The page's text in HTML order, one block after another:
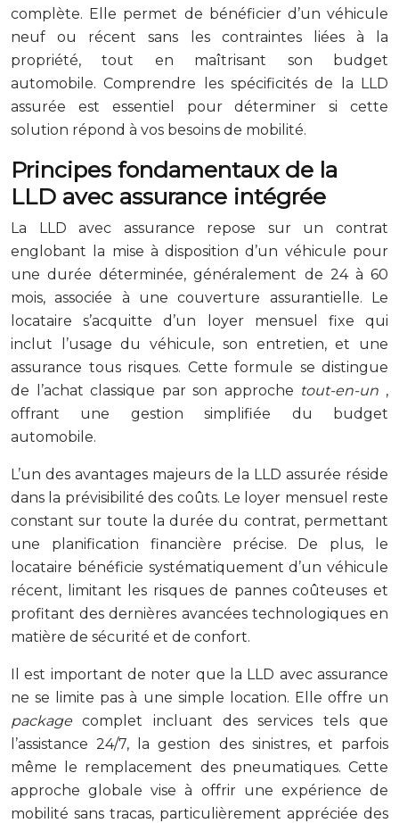
complète. Elle permet de bénéficier d’un véhicule
neuf ou récent sans les contraintes liées à la
propriété, tout en maîtrisant son budget
automobile. Comprendre les spécificités de la LLD
assurée est essentiel pour déterminer si cette
solution répond à vos besoins de mobilité.
Principes fondamentaux de la
LLD avec assurance intégrée
La LLD avec assurance repose sur un contrat
englobant la mise à disposition d’un véhicule pour
une durée déterminée, généralement de 24 à 60
mois, associée à une couverture assurantielle. Le
locataire s’acquitte d’un loyer mensuel fixe qui
inclut l’usage du véhicule, son entretien, et une
assurance tous risques. Cette formule se distingue
de l’achat classique par son approche tout-en-un ,
offrant une gestion simplifiée du budget
automobile.
L’un des avantages majeurs de la LLD assurée réside
dans la prévisibilité des coûts. Le loyer mensuel reste
constant sur toute la durée du contrat, permettant
une planification financière précise. De plus, le
locataire bénéficie systématiquement d’un véhicule
récent, limitant les risques de pannes coûteuses et
profitant des dernières avancées technologiques en
matière de sécurité et de confort.
Il est important de noter que la LLD avec assurance
ne se limite pas à une simple location. Elle offre un
packagecomplet incluant des services tels que
l’assistance 24/7, la gestion des sinistres, et parfois
même le remplacement des pneumatiques. Cette
approche globale vise à offrir une expérience de
mobilité sans tracas, particulièrement appréciée des